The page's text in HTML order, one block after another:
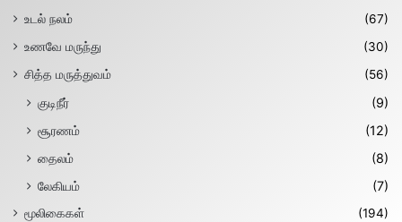
உடல் நலம்
(67)
உணவே மருந்து
(30)
சித்த மருத்துவம்
(56)
குடிநீர்
(9)
சூரணம்
(12)
தைலம்
(8)
லேகியம்
(7)
மூலிகைகள் (194)